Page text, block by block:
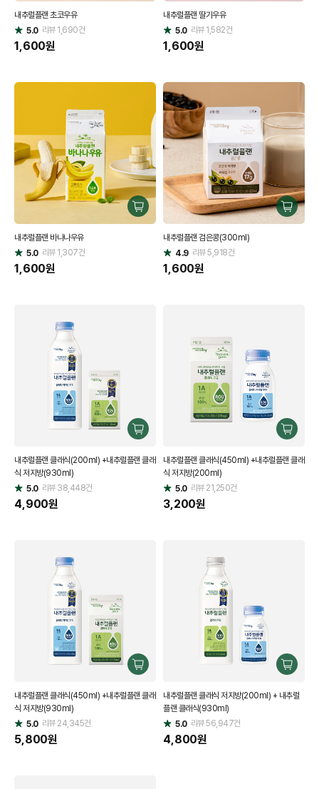
매
내추럴플랜 초코우유
별
점
5.0 리뷰1,690건
1,600원
매
내추럴플랜 딸기우유
별
점
5.0 리뷰1,582건
1,600원
구
매
내추럴플랜 바나나우유
별
점
5.0 리뷰1,307건
1,600원
구
매
내추럴플랜 검은콩(300ml)
별
점
4.9 리뷰5,918건
1,600원
구
하
내추럴플랜 클래식(200ml) +내추럴플랜 클래
식 저지방(930ml)
별
점
5.0 리뷰38,448건
4,900원
구
하
내추럴플랜 클래식(450ml) +내추럴플랜 클래
식 저지방(200ml)
별
점
5.0 리뷰21,250건
3,200원
구
하
내추럴플랜 클래식(450ml) +내추럴플랜 클래
식 저지방(930ml)
별
점
5.0 리뷰24,345건
5,800원
구
하
내추럴플랜 클래식 저지방(200ml) + 내추럴
플랜 클래식(930ml)
별
점
5.0 리뷰56,947건
4,800원